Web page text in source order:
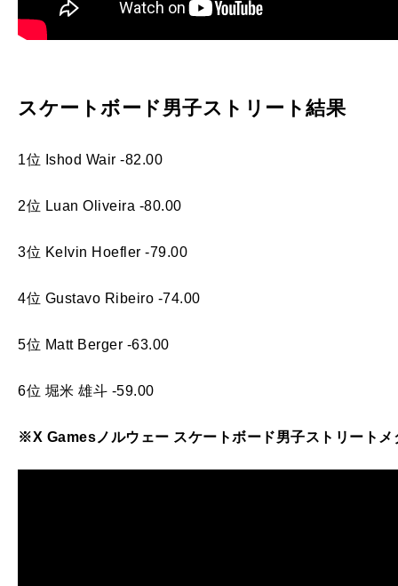
スケートボード男子ストリート結果
1位 Ishod Wair -82.00
2位 Luan Oliveira -80.00
3位 Kelvin Hoefler -79.00
4位 Gustavo Ribeiro -74.00
5位 Matt Berger -63.00
6位 堀米 雄斗 -59.00
※X Gamesノルウェー スケートボード男子ストリートメ